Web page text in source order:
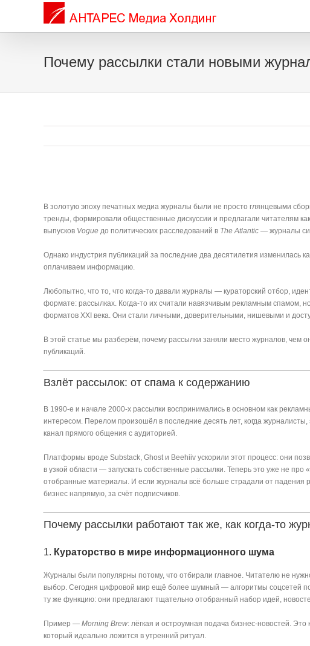
Почему рассылки стали новыми
В золотую эпоху печатных медиа журналы были не просто глянцевыми
тренды, формировали общественные дискуссии и предлагали читателям
выпусков Vogue до политических расследований в The Atlantic — журналы
Однако индустрия публикаций за последние два десятилетия изменилась
оплачиваем информацию.
Любопытно, что то, что когда-то давали журналы — кураторский отбор,
формате: рассылках. Когда-то их считали навязчивым рекламным спамом,
форматов XXI века. Они стали личными, доверительными, нишевыми и
В этой статье мы разберём, почему рассылки заняли место журналов, чем
публикаций.
Взлёт рассылок: от спама к содержанию
В 1990-е и начале 2000-х рассылки воспринимались в основном как
интересом. Перелом произошёл в последние десять лет, когда
канал прямого общения с аудиторией.
Платформы вроде Substack, Ghost и Beehiiv ускорили этот процесс: они
в узкой области — запускать собственные рассылки. Теперь это уже не
отобранные материалы. И если журналы всё больше страдали от падения
бизнес напрямую, за счёт подписчиков.
Почему рассылки работают так же, как когда-то
1. Кураторство в мире информационного шума
Журналы были популярны потому, что отбирали главное. Читателю не
выбор. Сегодня цифровой мир ещё более шумный — алгоритмы соцсетей
ту же функцию: они предлагают тщательно отобранный набор идей,
Пример — Morning Brew: лёгкая и остроумная подача бизнес-новостей. Это
который идеально ложится в утренний ритуал.